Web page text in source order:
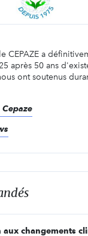
CEPAZE a
après 50 ans
ont soutenus